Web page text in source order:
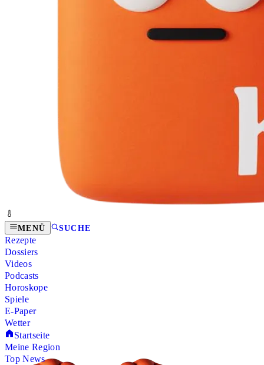
MENÜ SUCHE
Rezepte
Dossiers
Videos
Podcasts
Horoskope
Spiele
E-Paper
Wetter
Startseite
Meine Region
Top News